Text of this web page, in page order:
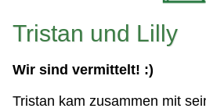
Tristan und Lilly
Wir sind vermittelt! :)
Tristan kam zusammen mit